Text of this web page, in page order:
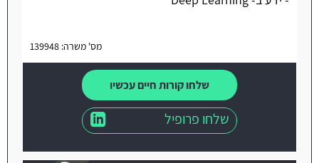
מס' משרה: 139948
שלחו קורות חיים עכשיו
שלחו פרופיל